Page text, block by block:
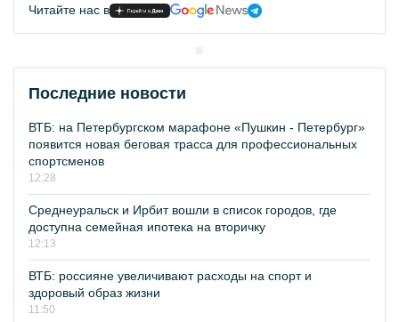
Читайте нас в
Последние новости
ВТБ: на Петербургском марафоне «Пушкин - Петербург»
появится новая беговая трасса для профессиональных
спортсменов
12:28
Среднеуральск и Ирбит вошли в список городов, где
доступна семейная ипотека на вторичку
12:13
ВТБ: россияне увеличивают расходы на спорт и
здоровый образ жизни
11:50